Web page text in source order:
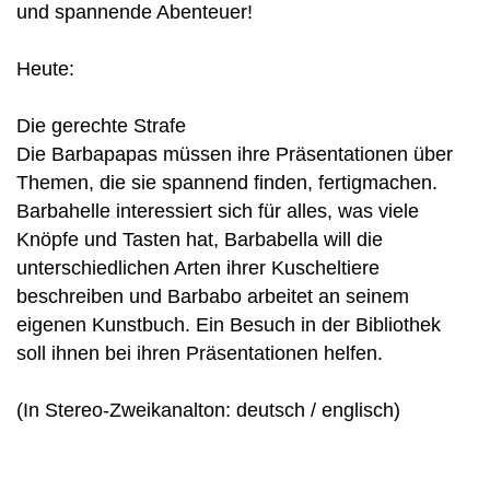
und spannende Abenteuer!
Heute:
Die gerechte Strafe
Die Barbapapas müssen ihre Präsentationen über
Themen, die sie spannend finden, fertigmachen.
Barbahelle interessiert sich für alles, was viele
Knöpfe und Tasten hat, Barbabella will die
unterschiedlichen Arten ihrer Kuscheltiere
beschreiben und Barbabo arbeitet an seinem
eigenen Kunstbuch. Ein Besuch in der Bibliothek
soll ihnen bei ihren Präsentationen helfen.
(In Stereo-Zweikanalton: deutsch / englisch)